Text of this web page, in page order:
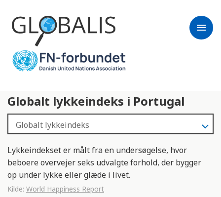
menu
Globalt lykkeindeks i Portugal
Lykkeindekset er målt fra en undersøgelse, hvor
beboere overvejer seks udvalgte forhold, der bygger
op under lykke eller glæde i livet.
Kilde: World Happiness Report